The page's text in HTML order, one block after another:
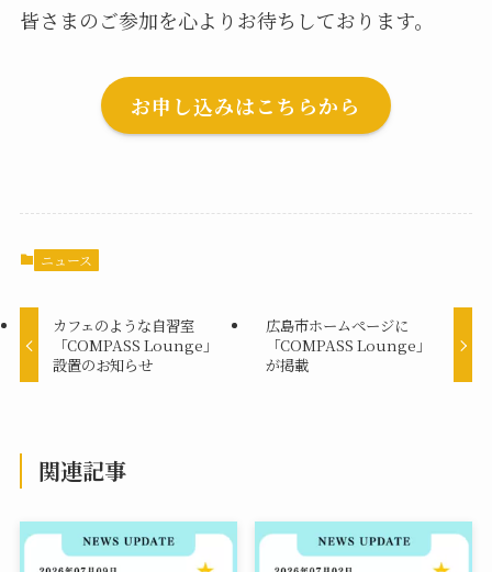
皆さまのご参加を心よりお待ちしております。
お申し込みはこちらから
ニュース
カフェのような自習室
「COMPASS Lounge」
設置のお知らせ
広島市ホームページに
「COMPASS Lounge」
が掲載
関連記事